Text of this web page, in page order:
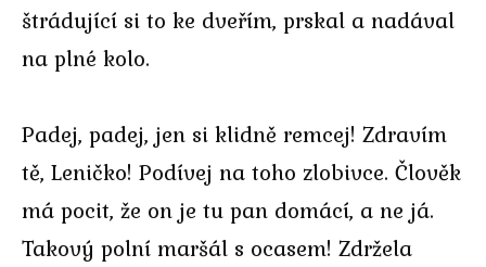
štrádující si to ke dveřím, prskal a nadával
na plné kolo.
Padej, padej, jen si klidně remcej! Zdravím
tě, Leničko! Podívej na toho zlobivce. Člověk
má pocit, že on je tu pan domácí, a ne já.
Takový polní maršál s ocasem! Zdržela